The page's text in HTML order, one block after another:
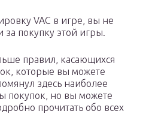
VAC в игре, вы не
за покупку этой игры.
правил, касающихся
которые вы можете
здесь наиболее
покупок, но вы можете
прочитать обо всех